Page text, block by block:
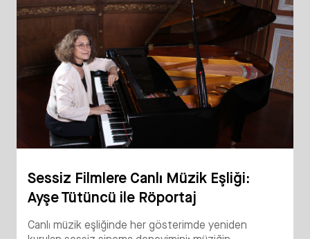
Sessiz Filmlere Canlı Müzik Eşliği:
Ayşe Tütüncü ile Röportaj
Canlı müzik eşliğinde her gösterimde yeniden